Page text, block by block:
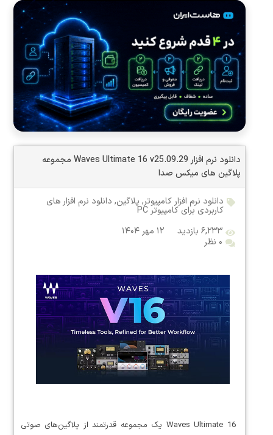
دانلود نرم افزار Waves Ultimate 16 v25.09.29 مجموعه
پلاگین های میکس صدا
دانلود نرم افزار کامپیوتر, پلاگین, دانلود نرم افزار های
کاربردی برای کامپیوتر PC
۶,۲۳۳ بازدید
۱۲ مهر ۱۴۰۴
۰ نظر
Waves Ultimate 16 یک مجموعه قدرتمند از پلاگین‌های صوتی